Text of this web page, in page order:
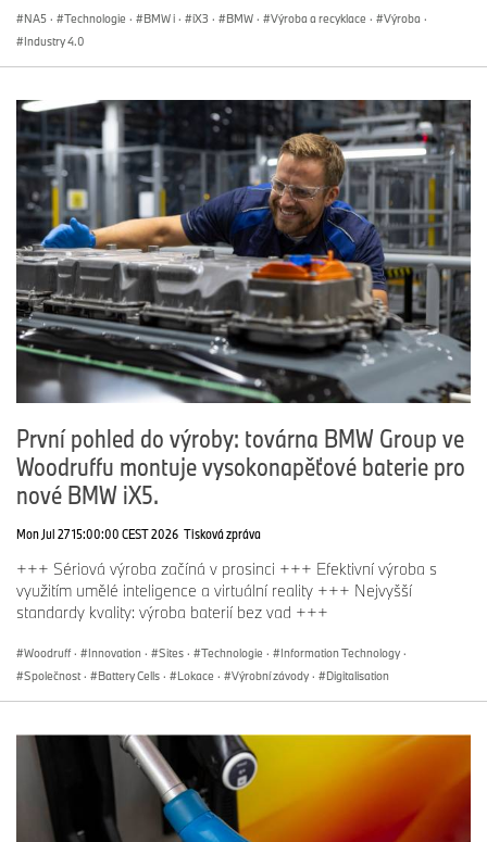
NA5 · Technologie · BMW i · iX3 · BMW · Výroba a recyklace · Výroba ·
Industry 4.0
První pohled do výroby: továrna BMW Group ve
Woodruffu montuje vysokonapěťové baterie pro
nové BMW iX5.
Mon Jul 27 15:00:00 CEST 2026 Tisková zpráva
+++ Sériová výroba začíná v prosinci +++ Efektivní výroba s
využitím umělé inteligence a virtuální reality +++ Nejvyšší
standardy kvality: výroba baterií bez vad +++
Woodruff · Innovation · Sites · Technologie · Information Technology ·
Společnost · Battery Cells · Lokace · Výrobní závody · Digitalisation